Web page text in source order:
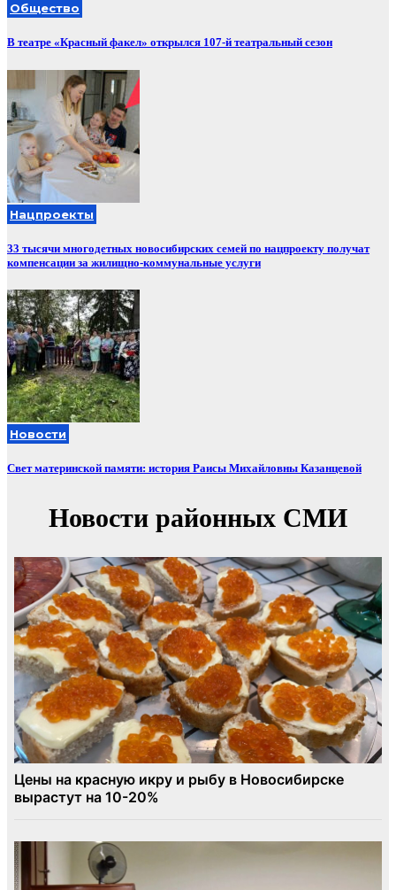
Общество
В театре «Красный факел» открылся 107-й театральный сезон
Нацпроекты
33 тысячи многодетных новосибирских семей по нацпроекту получат
компенсации за жилищно-коммунальные услуги
Новости
Свет материнской памяти: история Раисы Михайловны Казанцевой